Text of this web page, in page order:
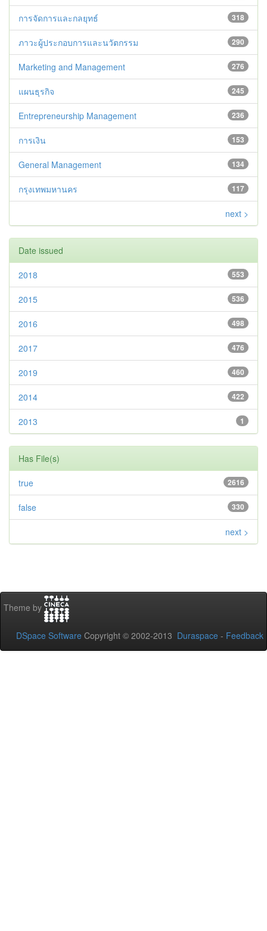
318
การจัดการและกลยุทธ์
290
ภาวะผู้ประกอบการและนวัตกรรม
276
Marketing and Management
245
แผนธุรกิจ
236
Entrepreneurship Management
153
การเงิน
134
General Management
117
กรุงเทพมหานคร
next >
Date issued
553
2018
536
2015
498
2016
476
2017
460
2019
422
2014
1
2013
Has File(s)
2616
true
330
false
next >
Theme by
DSpace Software Copyright © 2002-2013 Duraspace - Feedback